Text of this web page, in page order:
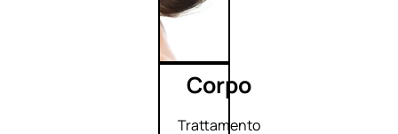
Corpo
Trattamento